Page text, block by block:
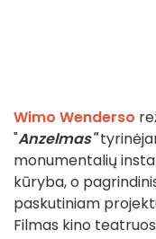
Wimo Wenderso
"Anzelmas"
monumentalių
kūryba, o
paskutiniam
Filmas kino